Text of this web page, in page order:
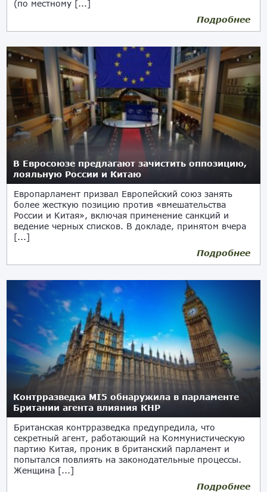
(по местному [...]
Подробнее
В Евросоюзе предлагают зачистить оппозицию,
лояльную России и Китаю
Европарламент призвал Европейский союз занять
более жесткую позицию против «вмешательства
России и Китая», включая применение санкций и
ведение черных списков. В докладе, принятом вчера
[...]
Подробнее
Контрразведка MI5 обнаружила в парламенте
Британии агента влияния КНР
Британская контрразведка предупредила, что
секретный агент, работающий на Коммунистическую
партию Китая, проник в британский парламент и
попытался повлиять на законодательные процессы.
Женщина [...]
Подробнее